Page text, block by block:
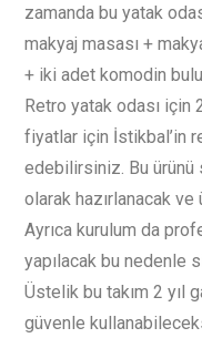
zamanda bu yatak
makyaj masası +
+ iki adet komodin
Retro yatak odası için
fiyatlar için İstikbal’in
edebilirsiniz. Bu
olarak hazırlanacak
Ayrıca kurulum da
yapılacak bu nedenle
Üstelik bu takım 2 yıl
güvenle